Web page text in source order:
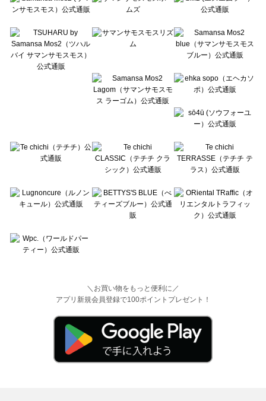
Te chichi CLASSIC（テチチ クラシック）のショートブーツ一覧
Lugnoncure（ルノンキュール）のショートブーツ一覧
BETTY'S BLUE（べティーズブルー）のショートブーツ一覧
Wpc.（ワールドパーティー）のショートブーツ一覧
＼お買い物をもっと便利に／
アプリ新規会員登録で100ポイントプレゼント！